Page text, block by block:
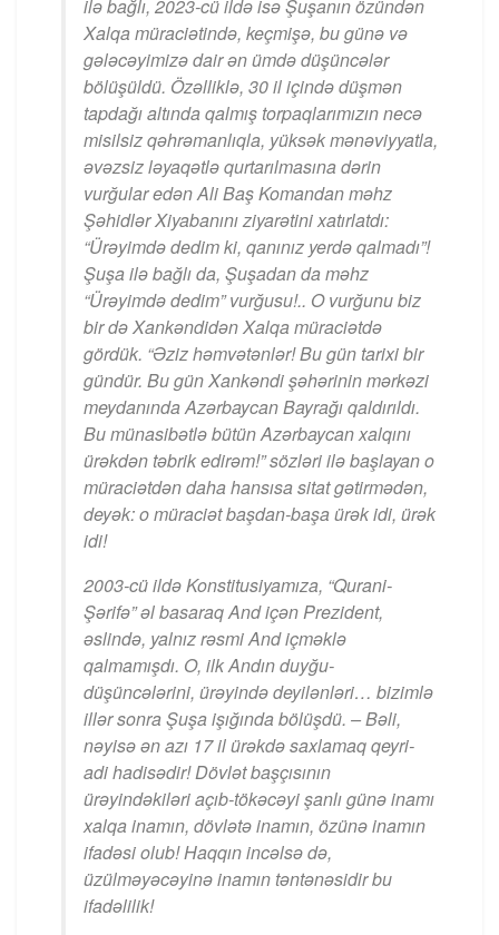
ilə bağlı, 2023-cü ildə isə Şuşanın özündən
Xalqa müraciətində, keçmişə, bu günə və
gələcəyimizə dair ən ümdə düşüncələr
bölüşüldü. Özəlliklə, 30 il içində düşmən
tapdağı altında qalmış torpaqlarımızın necə
misilsiz qəhrəmanlıqla, yüksək mənəviyyatla,
əvəzsiz ləyaqətlə qurtarılmasına dərin
vurğular edən Ali Baş Komandan məhz
Şəhidlər Xiyabanını ziyarətini xatırlatdı:
“Ürəyimdə dedim ki, qanınız yerdə qalmadı”!
Şuşa ilə bağlı da, Şuşadan da məhz
“Ürəyimdə dedim” vurğusu!.. O vurğunu biz
bir də Xankəndidən Xalqa müraciətdə
gördük. “Əziz həmvətənlər! Bu gün tarixi bir
gündür. Bu gün Xankəndi şəhərinin mərkəzi
meydanında Azərbaycan Bayrağı qaldırıldı.
Bu münasibətlə bütün Azərbaycan xalqını
ürəkdən təbrik edirəm!” sözləri ilə başlayan o
müraciətdən daha hansısa sitat gətirmədən,
deyək: o müraciət başdan-başa ürək idi, ürək
idi!
2003-cü ildə Konstitusiyamıza, “Qurani-
Şərifə” əl basaraq And içən Prezident,
əslində, yalnız rəsmi And içməklə
qalmamışdı. O, ilk Andın duyğu-
düşüncələrini, ürəyində deyilənləri… bizimlə
illər sonra Şuşa işığında bölüşdü. – Bəli,
nəyisə ən azı 17 il ürəkdə saxlamaq qeyri-
adi hadisədir! Dövlət başçısının
ürəyindəkiləri açıb-tökəcəyi şanlı günə inamı
xalqa inamın, dövlətə inamın, özünə inamın
ifadəsi olub! Haqqın incəlsə də,
üzülməyəcəyinə inamın təntənəsidir bu
ifadəlilik!